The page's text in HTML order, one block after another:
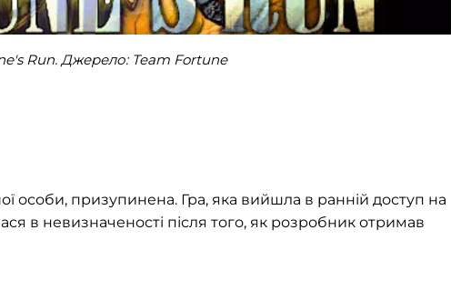
Run. Джерело: Team Fortune
особи, призупинена. Гра, яка вийшла в ранній доступ на
в невизначеності після того, як розробник отримав